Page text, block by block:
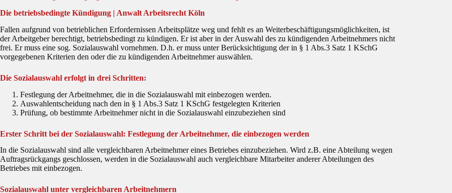
Die betriebsbedingte Kündigung | Anwalt Arbeitsrecht Köln
Fallen aufgrund von betrieblichen Erfordernissen Arbeitsplätze weg und fehlt es an Weiterbeschäftigungsmöglichkeiten, ist
der Arbeitgeber berechtigt, betriebsbedingt zu kündigen. Er ist aber in der Auswahl des zu kündigenden Arbeitnehmers nicht
frei. Er muss eine sog. Sozialauswahl vornehmen. D.h. er muss unter Berücksichtigung der in § 1 Abs.3 Satz 1 KSchG
vorgegebenen Kriterien den oder die zu kündigenden Arbeitnehmer auswählen.
Die Sozialauswahl erfolgt in drei Schritten:
Festlegung der Arbeitnehmer, die in die Sozialauswahl mit einbezogen werden.
Auswahlentscheidung nach den in § 1 Abs.3 Satz 1 KSchG festgelegten Kriterien
Prüfung, ob bestimmte Arbeitnehmer nicht in die Sozialauswahl einzubeziehen sind
Erster Schritt bei der Sozialauswahl: Festlegung der Arbeitnehmer, die einbezogen werden
In die Sozialauswahl sind alle vergleichbaren Arbeitnehmer eines Betriebes einzubeziehen. Wird z.B. eine Abteilung wegen
Auftragsrückgangs geschlossen, werden in die Sozialauswahl auch vergleichbare Mitarbeiter anderer Abteilungen des
Betriebes mit einbezogen.
Sozialauswahl unter vergleichbaren Arbeitnehmern